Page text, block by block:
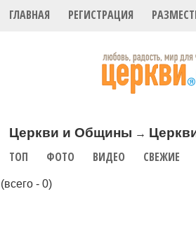
ГЛАВНАЯ РЕГИСТРАЦИЯ
Церкви и Общины →
ТОП ФОТО ВИДЕО СВЕЖИЕ
(всего - 0)